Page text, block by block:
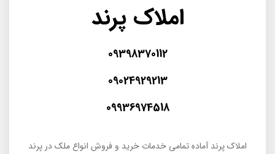
املاک پرند
09398370112
09024929213
09936974518
املاک پرند آماده تمامی خدمات خرید و فروش انواع ملک در پرند